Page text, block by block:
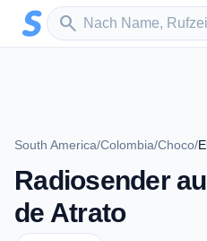
Zum Hauptinhalt springen
search
Sender suchen
South America/Colombia/Choco/
Radiosender
de Atrato